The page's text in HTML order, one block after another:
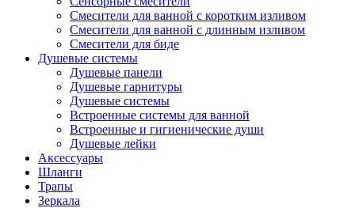
Смесители для ванной с коротким изливом
Смесители для ванной с длинным изливом
Смесители для биде
Душевые системы
Душевые панели
Душевые гарнитуры
Душевые системы
Встроенные системы для ванной
Встроенные и гигиенические души
Душевые лейки
Аксессуары
Шланги
Трапы
Зеркала